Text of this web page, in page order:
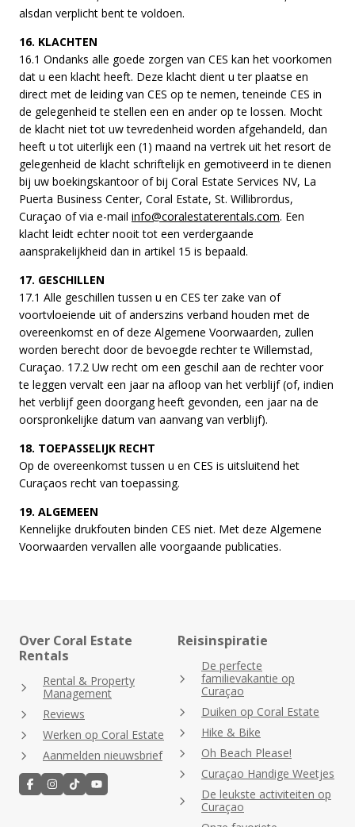
alsdan verplicht bent te voldoen.
16. KLACHTEN
16.1 Ondanks alle goede zorgen van CES kan het voorkomen
dat u een klacht heeft. Deze klacht dient u ter plaatse en
direct met de leiding van CES op te nemen, teneinde CES in
de gelegenheid te stellen een en ander op te lossen. Mocht
de klacht niet tot uw tevredenheid worden afgehandeld, dan
heeft u tot uiterlijk een (1) maand na vertrek uit het resort de
gelegenheid de klacht schriftelijk en gemotiveerd in te dienen
bij uw boekingskantoor of bij Coral Estate Services NV, La
Puerta Business Center, Coral Estate, St. Willibrordus,
Curaçao of via e-mail info@coralestaterentals.com. Een
klacht leidt echter nooit tot een verdergaande
aansprakelijkheid dan in artikel 15 is bepaald.
17. GESCHILLEN
17.1 Alle geschillen tussen u en CES ter zake van of
voortvloeiende uit of anderszins verband houden met de
overeenkomst en of deze Algemene Voorwaarden, zullen
worden berecht door de bevoegde rechter te Willemstad,
Curaçao. 17.2 Uw recht om een geschil aan de rechter voor
te leggen vervalt een jaar na afloop van het verblijf (of, indien
het verblijf geen doorgang heeft gevonden, een jaar na de
oorspronkelijke datum van aanvang van verblijf).
18. TOEPASSELIJK RECHT
Op de overeenkomst tussen u en CES is uitsluitend het
Curaçaos recht van toepassing.
19. ALGEMEEN
Kennelijke drukfouten binden CES niet. Met deze Algemene
Voorwaarden vervallen alle voorgaande publicaties.
Over Coral Estate
Rentals
Rental & Property
Management
Reviews
Werken op Coral Estate
Aanmelden nieuwsbrief
Reisinspiratie
De perfecte
familievakantie op
Curaçao
Duiken op Coral Estate
Hike & Bike
Oh Beach Please!
Curaçao Handige Weetjes
De leukste activiteiten op
Curaçao